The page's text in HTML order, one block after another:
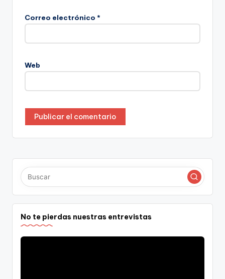
Correo electrónico *
Web
No te pierdas nuestras entrevistas